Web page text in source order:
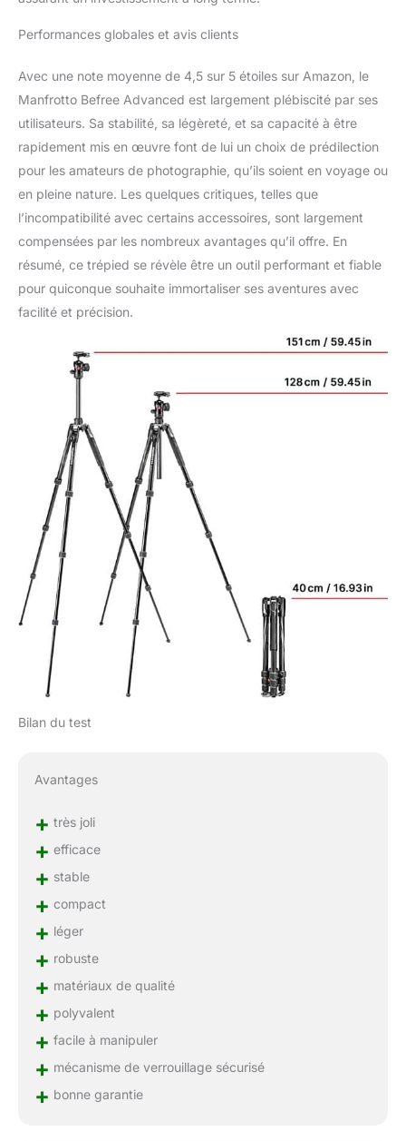
Performances globales et avis clients
Avec une note moyenne de 4,5 sur 5 étoiles sur Amazon, le
Manfrotto Befree Advanced est largement plébiscité par ses
utilisateurs. Sa stabilité, sa légèreté, et sa capacité à être
rapidement mis en œuvre font de lui un choix de prédilection
pour les amateurs de photographie, qu’ils soient en voyage ou
en pleine nature. Les quelques critiques, telles que
l’incompatibilité avec certains accessoires, sont largement
compensées par les nombreux avantages qu’il offre. En
résumé, ce trépied se révèle être un outil performant et fiable
pour quiconque souhaite immortaliser ses aventures avec
facilité et précision.
Bilan du test
Avantages
+ très joli
+ efficace
+ stable
+ compact
+ léger
+ robuste
+ matériaux de qualité
+ polyvalent
+ facile à manipuler
+ mécanisme de verrouillage sécurisé
+ bonne garantie